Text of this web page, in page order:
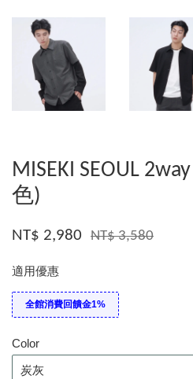
MISEKI SEOUL
色)
NT$ 2,980 NT$ 3,580
適用優惠
全館消費回饋金1%
Color